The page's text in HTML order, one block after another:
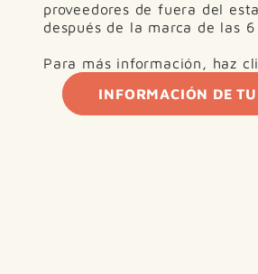
proveedores de fuera del
después de la marca de las 6
Para más información, haz
INFORMACIÓN DE TU